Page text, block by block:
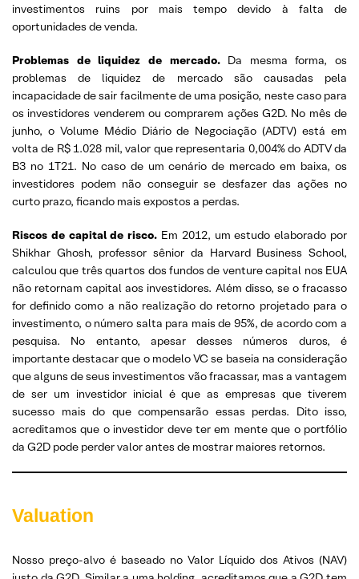
investimentos ruins por mais tempo devido à falta de
oportunidades de venda.
Problemas de liquidez de mercado.Da mesma forma, os
problemas de liquidez de mercado são causadas pela
incapacidade de sair facilmente de uma posição, neste caso para
os investidores venderem ou comprarem ações G2D. No mês de
junho, o Volume Médio Diário de Negociação (ADTV) está em
volta de R$ 1.028 mil, valor que representaria 0,004% do ADTV da
B3 no 1T21. No caso de um cenário de mercado em baixa, os
investidores podem não conseguir se desfazer das ações no
curto prazo, ficando mais expostos a perdas.
Riscos de capital de risco. Em 2012, um estudo elaborado por
Shikhar Ghosh, professor sênior da Harvard Business School,
calculou que três quartos dos fundos de venture capital nos EUA
não retornam capital aos investidores. Além disso, se o fracasso
for definido como a não realização do retorno projetado para o
investimento, o número salta para mais de 95%, de acordo com a
pesquisa. No entanto, apesar desses números duros, é
importante destacar que o modelo VC se baseia na consideração
que alguns de seus investimentos vão fracassar, mas a vantagem
de ser um investidor inicial é que as empresas que tiverem
sucesso mais do que compensarão essas perdas. Dito isso,
acreditamos que o investidor deve ter em mente que o portfólio
da G2D pode perder valor antes de mostrar maiores retornos.
Valuation
Nosso preço-alvo é baseado no Valor Líquido dos Ativos (NAV)